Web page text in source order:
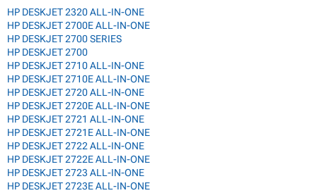
HP DESKJET 2320 ALL-IN-ONE
HP DESKJET 2700E ALL-IN-ONE
HP DESKJET 2700 SERIES
HP DESKJET 2700
HP DESKJET 2710 ALL-IN-ONE
HP DESKJET 2710E ALL-IN-ONE
HP DESKJET 2720 ALL-IN-ONE
HP DESKJET 2720E ALL-IN-ONE
HP DESKJET 2721 ALL-IN-ONE
HP DESKJET 2721E ALL-IN-ONE
HP DESKJET 2722 ALL-IN-ONE
HP DESKJET 2722E ALL-IN-ONE
HP DESKJET 2723 ALL-IN-ONE
HP DESKJET 2723E ALL-IN-ONE